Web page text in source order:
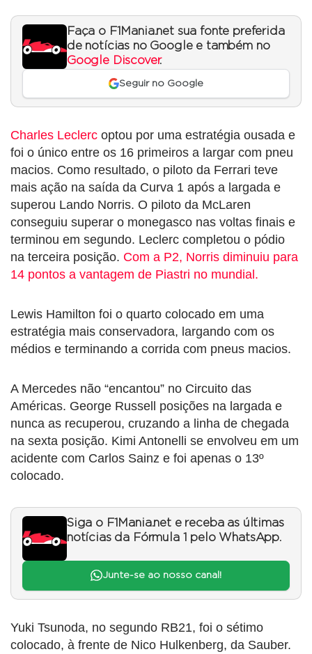
Faça o F1Mania.net sua fonte preferida
de notícias no Google e também no
Google Discover.
Seguir no Google
Charles Leclerc optou por uma estratégia ousada e
foi o único entre os 16 primeiros a largar com pneu
macios. Como resultado, o piloto da Ferrari teve
mais ação na saída da Curva 1 após a largada e
superou Lando Norris. O piloto da McLaren
conseguiu superar o monegasco nas voltas finais e
terminou em segundo. Leclerc completou o pódio
na terceira posição. Com a P2, Norris diminuiu para
14 pontos a vantagem de Piastri no mundial.
Lewis Hamilton foi o quarto colocado em uma
estratégia mais conservadora, largando com os
médios e terminando a corrida com pneus macios.
A Mercedes não “encantou” no Circuito das
Américas. George Russell posições na largada e
nunca as recuperou, cruzando a linha de chegada
na sexta posição. Kimi Antonelli se envolveu em um
acidente com Carlos Sainz e foi apenas o 13º
colocado.
Siga o F1Mania.net e receba as últimas
notícias da Fórmula 1 pelo WhatsApp.
Junte-se ao nosso canal!
Yuki Tsunoda, no segundo RB21, foi o sétimo
colocado, à frente de Nico Hulkenberg, da Sauber.